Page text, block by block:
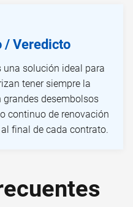
/ Veredicto
una solución ideal para
tener siempre la
desembolsos
continuo de renovación
final de cada contrato.